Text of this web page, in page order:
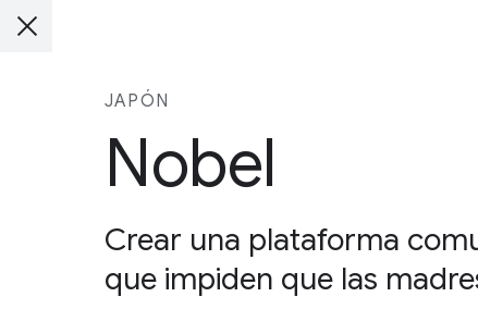
JAPÓN
Nobel
Crear una plataforma
que impiden que las